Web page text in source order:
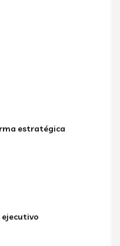
estratégica